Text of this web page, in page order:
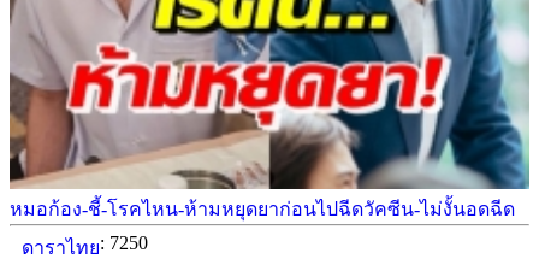
หมอก้อง-ชี้-โรคไหน-ห้ามหยุดยาก่อนไปฉีดวัคซีน-ไม่งั้นอดฉีด
ดาราไทย: 7250